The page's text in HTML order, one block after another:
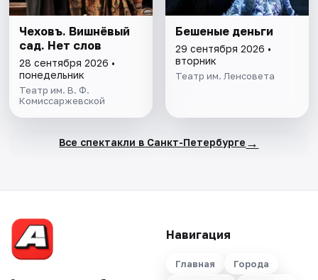
Чеховъ. Вишнёвый
сад. Нет слов
28 сентября 2026 •
понедельник
Театр им. В. Ф.
Комиссаржевской
Бешеные деньги
29 сентября 2026 •
вторник
Театр им. Ленсовета
Все спектакли в Санкт-Петербурге →
Навигация
Главная
Города